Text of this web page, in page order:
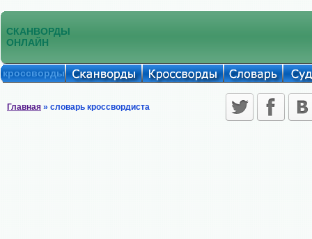
СКАНВОРДЫ
ОНЛАЙН
кроссворды
Главная » словарь кроссвордиста